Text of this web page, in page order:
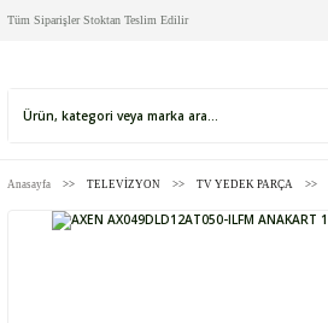
Tüm Siparişler Stoktan Teslim Edilir
Anasayfa TELEVİZYON TV YEDEK PARÇA